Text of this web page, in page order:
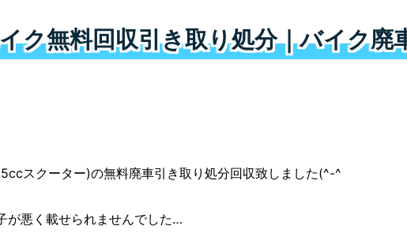
ク無料回収引き取り処分｜バイク廃
スクーター)の無料廃車引き取り処分回収致しました(^-^ゞ
が悪く載せられませんでした…